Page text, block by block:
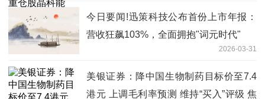
今日要闻!迅策科技公布首份上市年报：
营收狂飙103%，全面拥抱"词元时代"
2026-03-31
美银证券：降中国生物制药目标价至7.4
港元 上调毛利率预测 维持“买入”评级 焦